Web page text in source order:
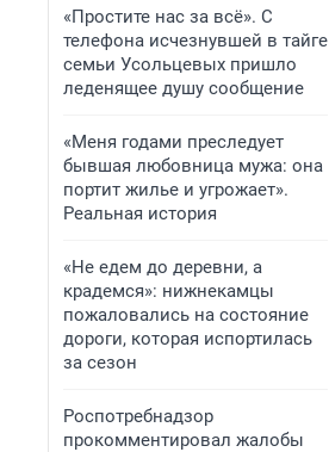
«Простите нас за всё». С
телефона исчезнувшей в тайге
семьи Усольцевых пришло
леденящее душу сообщение
«Меня годами преследует
бывшая любовница мужа: она
портит жилье и угрожает».
Реальная история
«Не едем до деревни, а
крадемся»: нижнекамцы
пожаловались на состояние
дороги, которая испортилась
за сезон
Роспотребнадзор
прокомментировал жалобы